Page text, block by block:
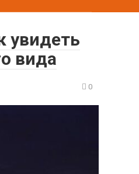
увидеть
вида
0